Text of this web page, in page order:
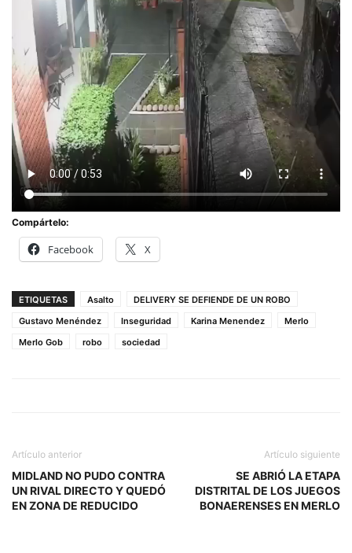
Compártelo:
Facebook X
ETIQUETAS Asalto
DELIVERY SE DEFIENDE DE UN ROBO
Gustavo Menéndez
Inseguridad Karina Menendez
Merlo
Merlo Gob
robo sociedad
Artículo anterior
MIDLAND NO PUDO CONTRA
UN RIVAL DIRECTO Y QUEDÓ
EN ZONA DE REDUCIDO
Artículo siguiente
SE ABRIÓ LA ETAPA
DISTRITAL DE LOS JUEGOS
BONAERENSES EN MERLO